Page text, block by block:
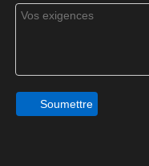
Soumettre